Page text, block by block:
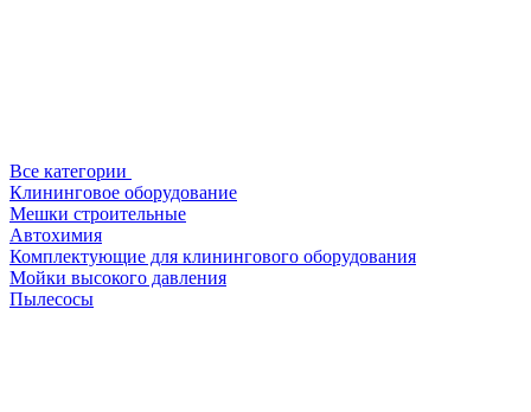
Все категории
Клининговое оборудование
Мешки строительные
Автохимия
Комплектующие для клинингового оборудования
Мойки высокого давления
Пылесосы